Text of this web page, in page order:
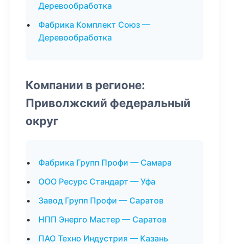
Деревообработка
Фабрика Комплект Союз —
Деревообработка
Компании в регионе:
Приволжский федеральный
округ
Фабрика Групп Профи — Самара
ООО Ресурс Стандарт — Уфа
Завод Групп Профи — Саратов
НПП Энерго Мастер — Саратов
ПАО Техно Индустрия — Казань